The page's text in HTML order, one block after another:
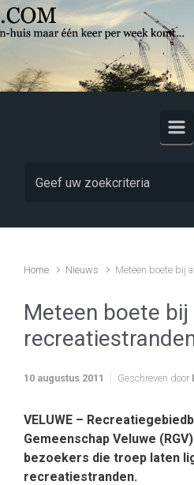
Skip to main content
Home Nieuws Meteen boete bij
Meteen boete
10 augustus 2011 Geschreven door
VELUWE –
Gemeenschap Veluwe
bezoekers die troep laten
recreatiestranden.